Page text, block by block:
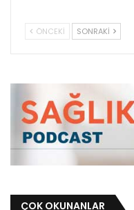
ÖNCEKI SONRAKI
ÇOK OKUNANLAR